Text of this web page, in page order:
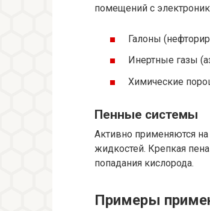
помещений с
Галоны
Инертные газы
Химические
Пенные системы
Активно применяются
жидкостей. Крепкая
попадания кислорода.
Примеры